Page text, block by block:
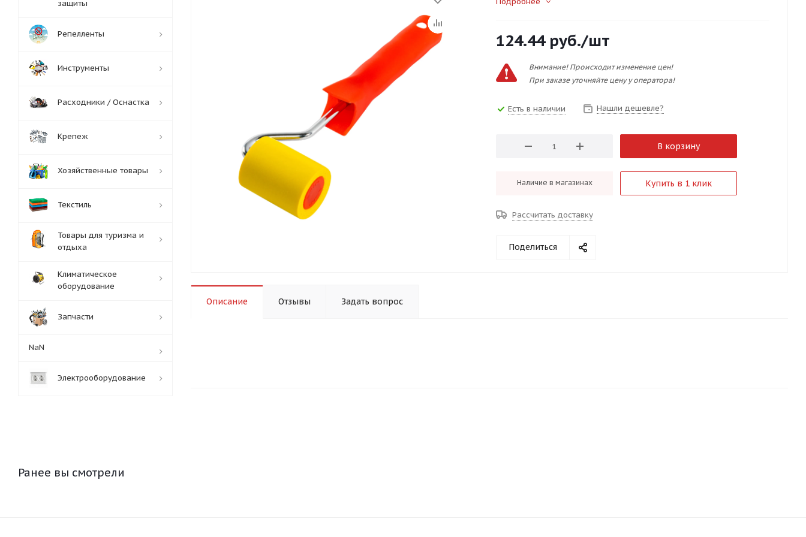
124.44руб./шт
Внимание! Происходит изменение цен!
При заказе уточняйте цену у оператора!
Есть в наличии Нашли дешевле?
В корзину
Наличие в магазинах Купить в 1 клик
Рассчитать доставку
Поделиться
Описание Отзывы Задать вопрос
защиты
Репелленты
Инструменты
Расходники / Оснастка
Крепеж
Хозяйственные товары
Текстиль
Товары для туризма и
отдыха
Климатическое
оборудование
Запчасти
NaN
Электрооборудование
Ранее вы смотрели